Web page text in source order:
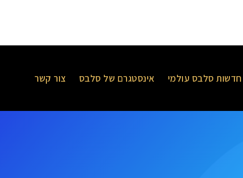
חדשות סלבס עולמי אינסטגרם של סלבס צור קשר